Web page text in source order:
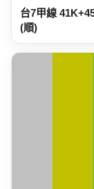
台7甲線
(順)